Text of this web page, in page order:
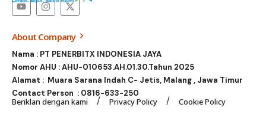
About Company
Nama : PT PENERBITX INDONESIA JAYA
Nomor AHU : AHU-010653.AH.01.30.Tahun 2025
Alamat : Muara Sarana Indah C- Jetis, Malang , Jawa Timur
Contact Person : 0816-633-250
Beriklan dengan kami Privacy Policy Cookie Policy